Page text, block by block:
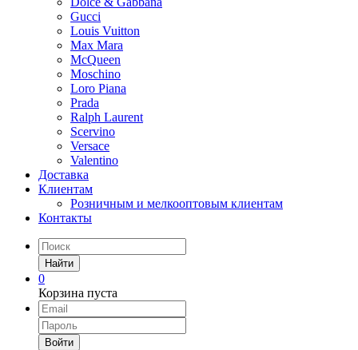
Gucci
Louis Vuitton
Max Mara
McQueen
Moschino
Loro Piana
Prada
Ralph Laurent
Scervino
Versace
Valentino
Доставка
Клиентам
Розничным и мелкооптовым клиентам
Контакты
Найти
0
Корзина пуста
Войти